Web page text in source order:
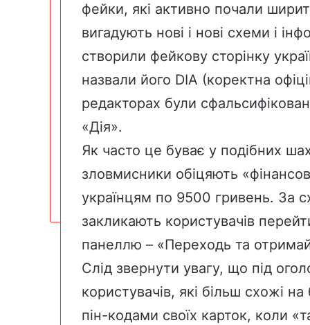
фейки, які активно почали
вигадують нові і нові схеми і
створили фейкову сторінку
назвали його DIA (коректна
редакторах були
«Дія».
Як часто це буває у подібних
зловмисники обіцяють
українцям по 9500 гривень. За
закликають користувачів
панеллю – «Переходь та
Слід звернути увагу, що під
користувачів, які більш схожі
пін-кодами своїх карток, коли